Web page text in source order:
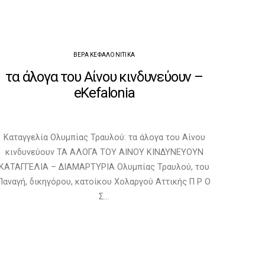
ΒΈΡΑ ΚΕΦΑΛΟΝΊΤΙΚΑ
τα άλογα του Αίνου κινδυνεύουν –
eKefalonia
Καταγγελία Ολυμπίας Τραυλού: τα άλογα του Αίνου
κινδυνεύουν TA ΑΛΟΓΑ ΤΟΥ ΑΙΝΟΥ ΚΙΝΔΥΝΕΥΟΥΝ
ΚΑΤΑΓΓΕΛΙΑ – ΔΙΑΜΑΡΤΥΡΙΑ Ολυμπίας Τραυλού, του
δικηγόρου, κατοίκου Χολαργού Αττικής Π Ρ Ο
Σ…